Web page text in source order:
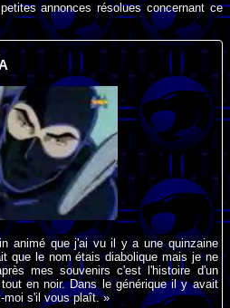
annonces résolues concernant ce
animé que j'ai vu il y a une quinzaine
que le nom étais diabolique mais je ne
mes souvenirs c'est l'histoire d'un
en noir. Dans le générique il y avait
moi s'il vous plaît. »